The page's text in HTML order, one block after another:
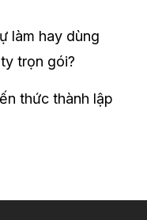
làm hay dùng
trọn gói?
thức thành lập